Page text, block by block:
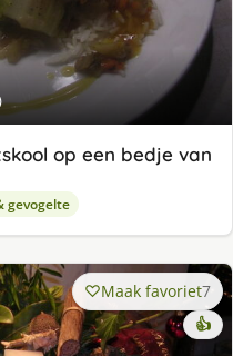
op een bedje van
gevogelte
Maak favoriet7
👍